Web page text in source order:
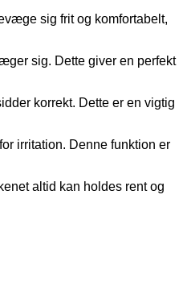
sig frit og komfortabelt,
sig. Dette giver en perfekt
korrekt. Dette er en vigtig
irritation. Denne funktion er
altid kan holdes rent og